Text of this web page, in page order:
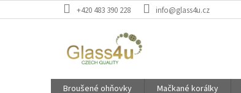
na
+420 483 390 228 info@glass4u.cz
Broušené ohňovky Mačkané korálky